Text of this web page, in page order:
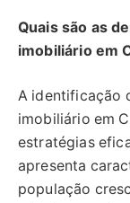
Quais são as
imobiliário em
A identificação
imobiliário em
estratégias
apresenta
população